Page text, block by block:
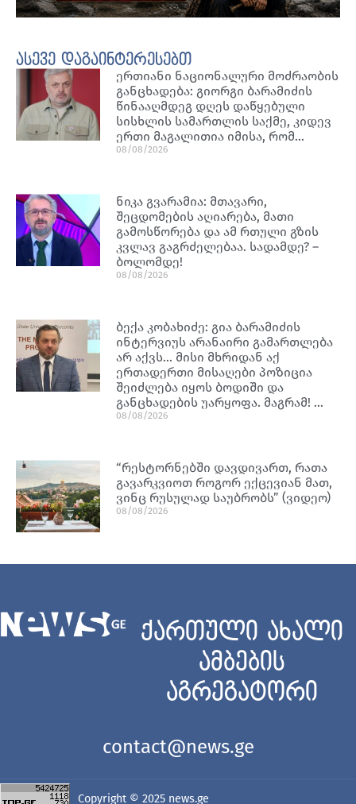
ასევე დაგაინტერესებთ
ერთიანი ნაციონალური მოძრაობის
განცხადება: გიორგი ბარამიძის
წინააღმდეგ დღეს დაწყებული
სისხლის სამართლის საქმე, კიდევ
ერთი მაგალითია იმისა, რომ…
08/08/2026
ნიკა გვარამია: მთავარი,
შეცდომების აღიარება, მათი
გამოსწორება და ამ რთული გზის
კვლავ გაგრძელებაა. სადამდე? –
ბოლომდე!
08/08/2026
ბექა კობახიძე: გია ბარამიძის
ინტერვიუს არანაირი გამართლება
არ აქვს… მისი მხრიდან აქ
ერთადერთი მისაღები პოზიცია
შეიძლება იყოს ბოდიში და
განცხადების უარყოფა. მაგრამ! …
08/08/2026
“რესტორნებში დავდივართ, რათა
გავარკვიოთ როგორ ექცევიან მათ,
ვინც რუსულად საუბრობს” (ვიდეო)
08/08/2026
ქართული ახალი
ამბების
აგრეგატორი
contact@news.ge
Copyright © 2025 news.ge